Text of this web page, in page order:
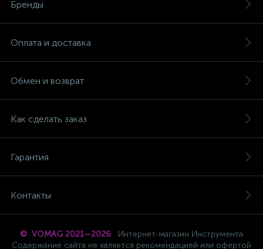
Бренды
Оплата и доставка
Обмен и возврат
Как сделать заказ
Гарантия
Контакты
© VOMAG 2021—2026
Интернет-магазин Инструмента
Содержание сайта не является рекомендацией или офертой